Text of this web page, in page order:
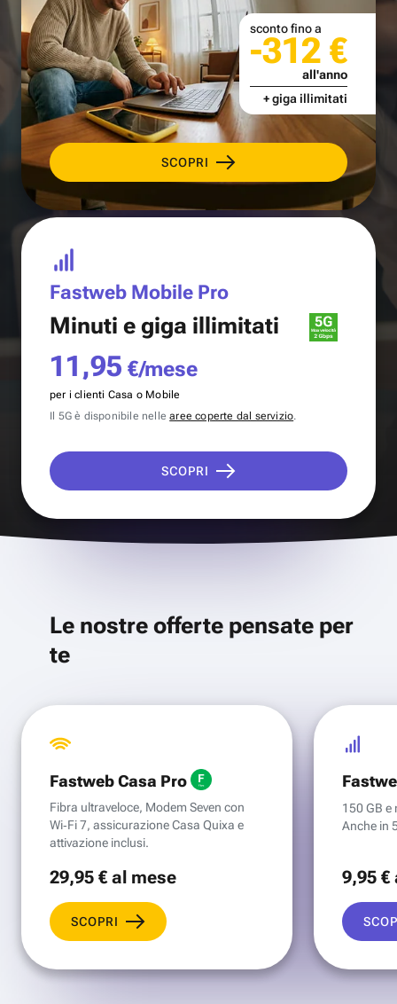
SCOPRI
sconto fino a
-312 €
all'anno
+ giga illimitati
Fastweb Mobile Pro
Minuti e giga illimitati
11,95 €/mese
per i clienti Casa o Mobile
Il 5G è disponibile nellearee coperte dal servizio.
SCOPRI
Le nostre offerte pensate per
te
Fastweb Casa Pro
Fibra ultraveloce, Modem Seven con
Wi‑Fi 7, assicurazione Casa Quixa e
attivazione inclusi.
29,95 €al mese
SCOPRI
150 GB e
Anche in
9,95 €